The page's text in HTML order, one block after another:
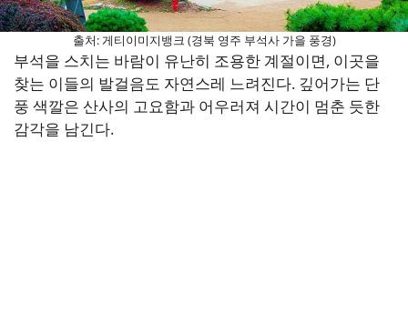
출처: 게티이미지뱅크 (경북 영주 부석사 가을 풍경)
부석을 스치는 바람이 유난히 조용한 계절이면, 이곳을
찾는 이들의 발걸음도 자연스레 느려진다. 깊어가는 단
풍 색깔은 산사의 고요함과 어우러져 시간이 멈춘 듯한
감각을 남긴다.